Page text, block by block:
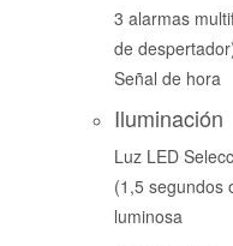
3 alarmas
de
Señal de hora
Iluminación
Luz LED
(1,5 segundos
luminosa